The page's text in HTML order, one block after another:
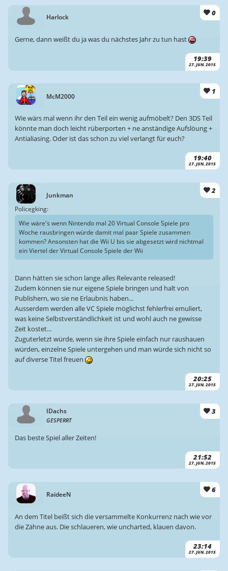
Harlock 0
19:39
27. JUN. 2015
Gerne, dann weißt du ja was du nächstes Jahr zu tun hast
McM2000
1
19:40
27. JUN. 2015
Wie wärs mal wenn ihr den Teil ein wenig aufmöbelt? Den 3DS Teil
könnte man doch leicht rüberporten + ne anständige Aufslöung +
Antialiasing. Oder ist das schon zu viel verlangt für euch?
Junkman
2
20:25
27. JUN. 2015
Policegking:
Wie wäre's wenn Nintendo mal 20 Virtual Console Spiele pro
Woche rausbringen würde damit mal paar Spiele zusammen
kommen? Ansonsten hat die Wii U bis sie abgesetzt wird nichtmal
ein Viertel der Virtual Console Spiele der Wii
Dann hätten sie schon lange alles Relevante released!
Zudem können sie nur eigene Spiele bringen und halt von
Publishern, wo sie ne Erlaubnis haben...
Ausserdem werden alle VC Spiele möglichst fehlerfrei emuliert,
was keine Selbstverständlichkeit ist und wohl auch ne gewisse
Zeit kostet...
Zuguterletzt würde, wenn sie ihre Spiele einfach nur raushauen
würden, einzelne Spiele untergehen und man würde sich nicht so
auf diverse Titel freuen
IDachs
GESPERRT
3
21:52
27. JUN. 2015
Das beste Spiel aller Zeiten!
RaideeN
6
23:14
27. JUN. 2015
An dem Titel beißt sich die versammelte Konkurrenz nach wie vor
die Zähne aus. Die schlaueren, wie uncharted, klauen davon.